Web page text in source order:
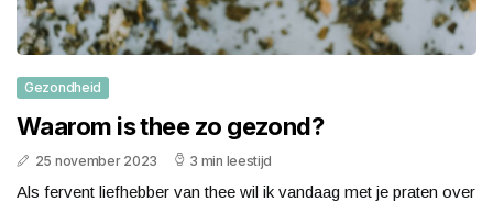
Gezondheid
Waarom is thee zo gezond?
25 november 2023 3 min leestijd
Als fervent liefhebber van thee wil ik vandaag met je praten over